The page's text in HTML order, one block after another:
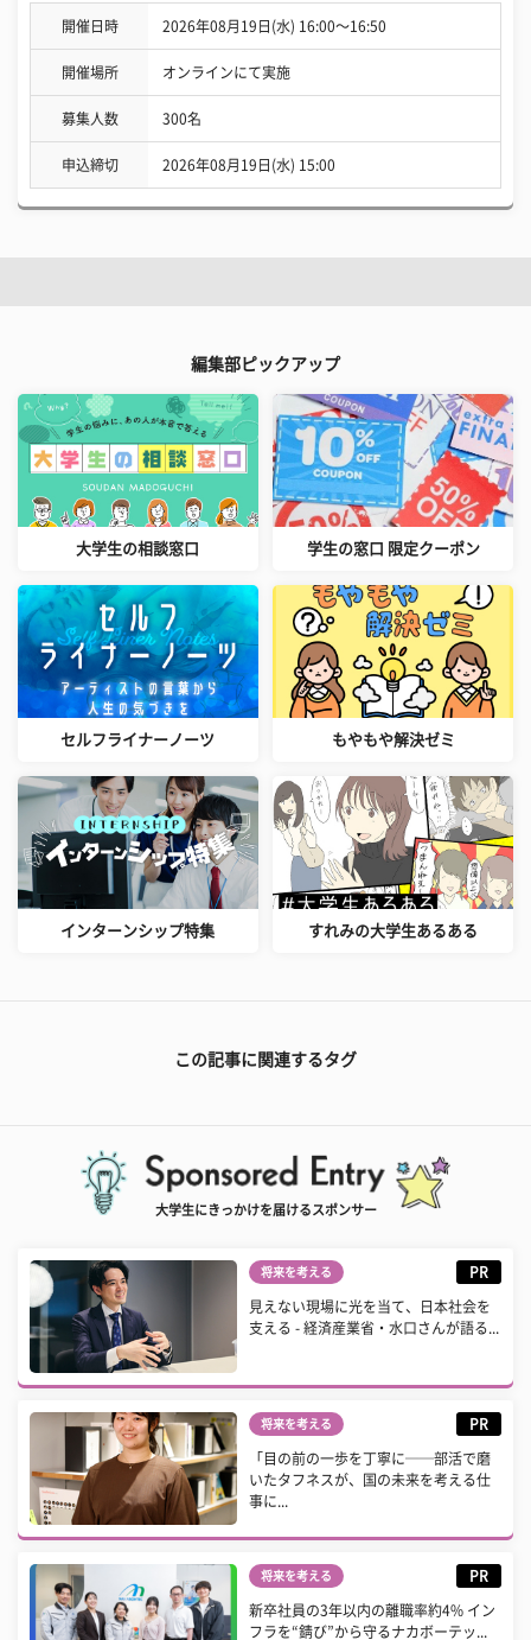
開催日時 2026年08月19日(水) 16:00〜16:50
開催場所 オンラインにて実施
募集人数 300名
申込締切 2026年08月19日(水) 15:00
編集部ピックアップ
大学生の相談窓口 学生の窓口 限定クーポン
セルフライナーノーツ もやもや解決ゼミ
インターンシップ特集 すれみの大学生あるある
この記事に関連するタグ
大学生にきっかけを届けるスポンサー
将来を考える PR
見えない現場に光を当て、日本社会を
支える - 経済産業省・水口さんが語る...
将来を考える PR
「目の前の一歩を丁寧に──部活で磨
いたタフネスが、国の未来を考える仕
事に...
将来を考える PR
新卒社員の3年以内の離職率約4% イン
フラを“錆び”から守るナカボーテッ...